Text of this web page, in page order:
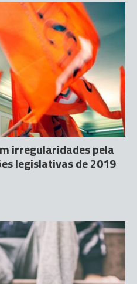
irregularidades pela
legislativas de 2019